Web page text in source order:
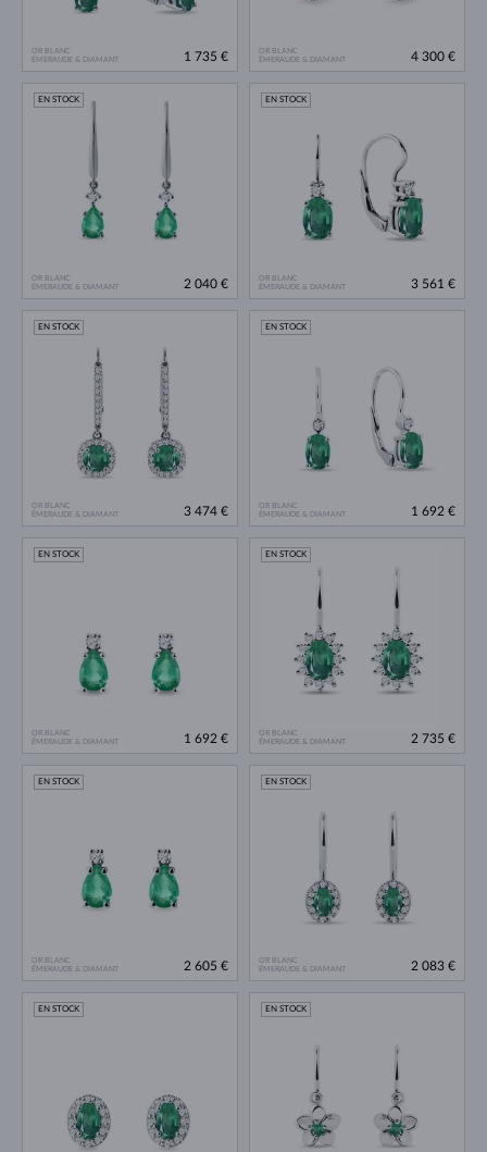
OR BLANC
ÉMERAUDE & DIAMANT
1 735 €
OR BLANC
ÉMERAUDE & DIAMANT
4 300 €
OR BLANC
ÉMERAUDE & DIAMANT
EN STOCK
2 040 €
OR BLANC
ÉMERAUDE & DIAMANT
EN STOCK
3 561 €
OR BLANC
ÉMERAUDE & DIAMANT
EN STOCK
3 474 €
OR BLANC
ÉMERAUDE & DIAMANT
EN STOCK
1 692 €
OR BLANC
ÉMERAUDE & DIAMANT
EN STOCK
1 692 €
OR BLANC
ÉMERAUDE & DIAMANT
EN STOCK
2 735 €
OR BLANC
ÉMERAUDE & DIAMANT
EN STOCK
2 605 €
OR BLANC
ÉMERAUDE & DIAMANT
EN STOCK
2 083 €
EN STOCK EN STOCK